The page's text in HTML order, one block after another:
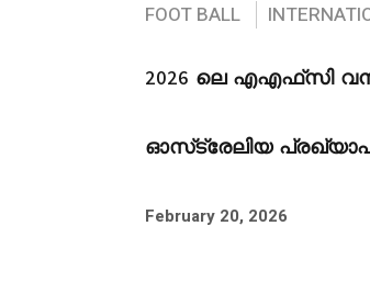
FOOT BALL
2026 ലെ എഎഫ്‌സി
ഓസ്‌ട്രേലിയ
February 20, 2026